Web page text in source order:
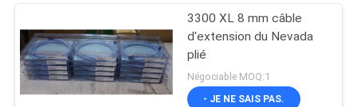
3300 XL 8 mm câble
d'extension du Nevada
plié
Négociable MOQ:1
- JE NE SAIS PAS.